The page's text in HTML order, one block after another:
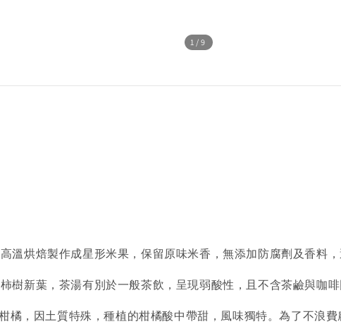
1 /9
溫烘焙製作成星形米果，保留原味米香，無添加防腐劑及香料，
樹新葉，茶湯有別於一般茶飲，呈現弱酸性，且不含茶鹼與咖
橘，因土質特殊，種植的柑橘酸中帶甜，風味獨特。為了不浪